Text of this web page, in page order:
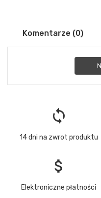
Komentarze (0)
loop
14 dni na zwrot produktu
attach_money
Elektroniczne płatności